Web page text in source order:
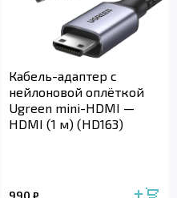
Кабель-адаптер с
нейлоновой оплёткой
Ugreen mini-HDMI —
HDMI (1 м) (HD163)
990